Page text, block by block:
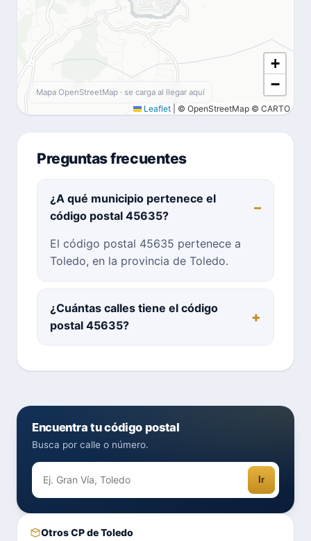
+
−
Leaflet © OpenStreetMap © CARTO
Mapa OpenStreetMap · se carga al llegar aquí
Preguntas frecuentes
¿A qué municipio pertenece el
código postal 45635?
El código postal 45635 pertenece a
Toledo, en la provincia de Toledo.
¿Cuántas calles tiene el código
postal 45635?
Encuentra tu código postal
Busca por calle o número.
Ir
Otros CP de Toledo